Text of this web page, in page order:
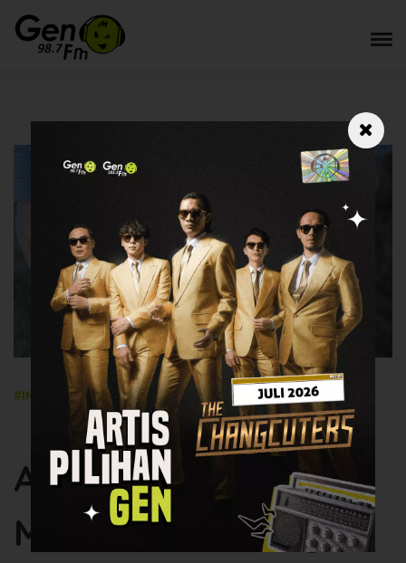
#INFOGEN 7 September 2023
Apa yang
Membedakan Frugal